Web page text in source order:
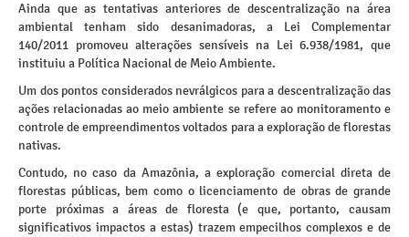
Ainda que as tentativas anteriores de descentralização na área
ambiental tenham sido desanimadoras, a Lei Complementar
140/2011 promoveu alterações sensíveis na Lei 6.938/1981, que
instituiu a Política Nacional de Meio Ambiente.
Um dos pontos considerados nevrálgicos para a descentralização das
ações relacionadas ao meio ambiente se refere ao monitoramento e
controle de empreendimentos voltados para a exploração de florestas
nativas.
Contudo, no caso da Amazônia, a exploração comercial direta de
florestas públicas, bem como o licenciamento de obras de grande
porte próximas a áreas de floresta (e que, portanto, causam
significativos impactos a estas) trazem empecilhos complexos e de